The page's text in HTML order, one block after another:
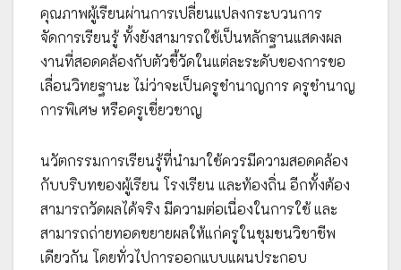
คุณภาพผู้เรียนผ่านการเปลี่ยนแปลงกระบวนการ
จัดการเรียนรู้ ทั้งยังสามารถใช้เป็นหลักฐานแสดงผล
งานที่สอดคล้องกับตัวชี้วัดในแต่ละระดับของการขอ
เลื่อนวิทยฐานะ ไม่ว่าจะเป็นครูชำนาญการ ครูชำนาญ
การพิเศษ หรือครูเชี่ยวชาญ
นวัตกรรมการเรียนรู้ที่นำมาใช้ควรมีความสอดคล้อง
กับบริบทของผู้เรียน โรงเรียน และท้องถิ่น อีกทั้งต้อง
สามารถวัดผลได้จริง มีความต่อเนื่องในการใช้ และ
สามารถถ่ายทอดขยายผลให้แก่ครูในชุมชนวิชาชีพ
เดียวกัน โดยทั่วไปการออกแบบแผนประกอบ